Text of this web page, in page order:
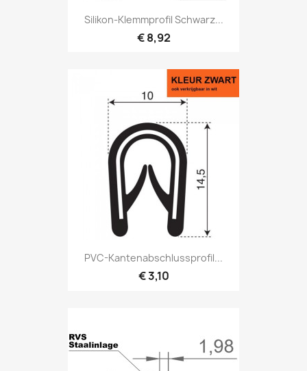
Silikon-Klemmprofil Schwarz...
€ 8,92
PVC-Kantenabschlussprofil...
€ 3,10